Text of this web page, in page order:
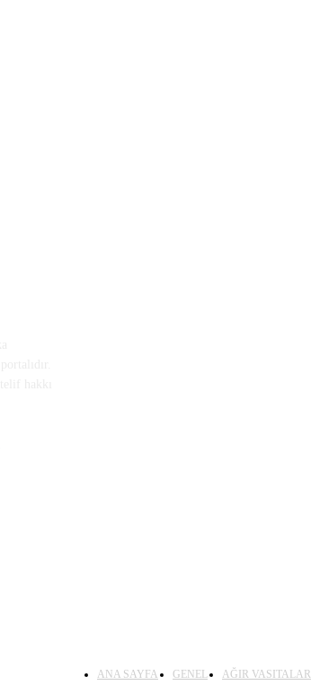
ANA SAYFA GENEL AĞIR VASITALAR